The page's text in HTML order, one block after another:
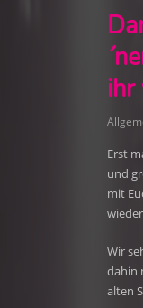
ihr
Erst
und
mit
Wir
dahin
alten